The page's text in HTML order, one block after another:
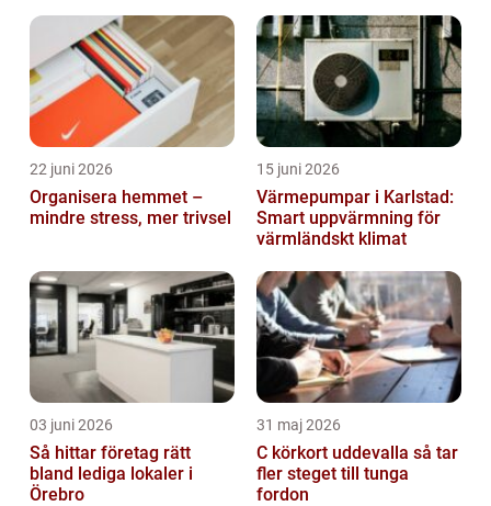
22 juni 2026
Organisera hemmet –
mindre stress, mer trivsel
15 juni 2026
Värmepumpar i Karlstad:
Smart uppvärmning för
värmländskt klimat
03 juni 2026
Så hittar företag rätt
bland lediga lokaler i
Örebro
31 maj 2026
C körkort uddevalla så tar
fler steget till tunga
fordon